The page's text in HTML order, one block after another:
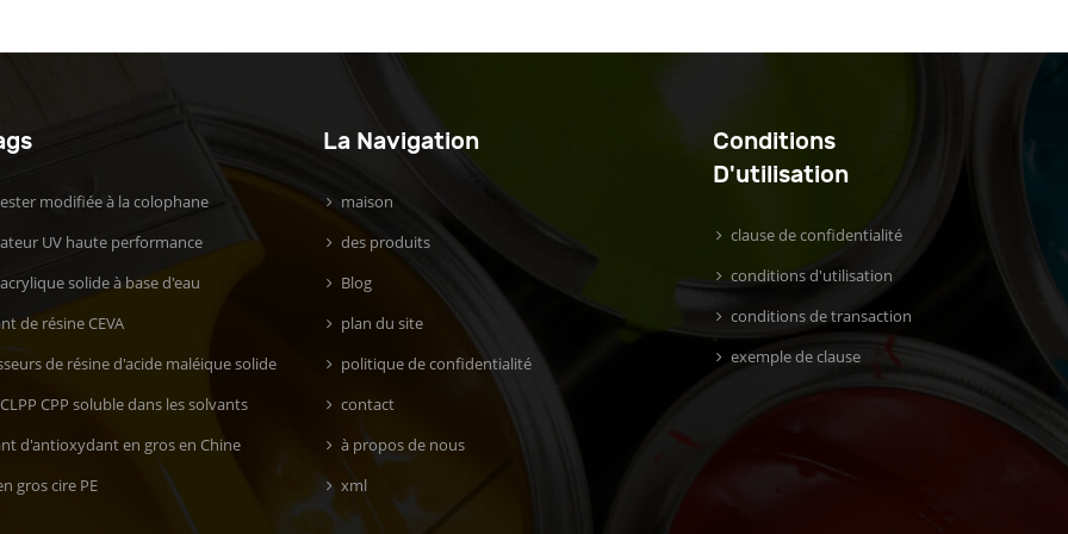
modifiée à la colophane
UV haute performance
solide à base d'eau
de résine CEVA
de résine d'acide maléique solide
CPP soluble dans les solvants
d'antioxydant en gros en Chine
gros cire PE
La Navigation
maison
des produits
Blog
plan du site
politique de confidentialité
contact
à propos de nous
xml
Conditions
D'utilisation
clause de confidentialité
conditions d'utilisation
conditions de transaction
exemple de clause